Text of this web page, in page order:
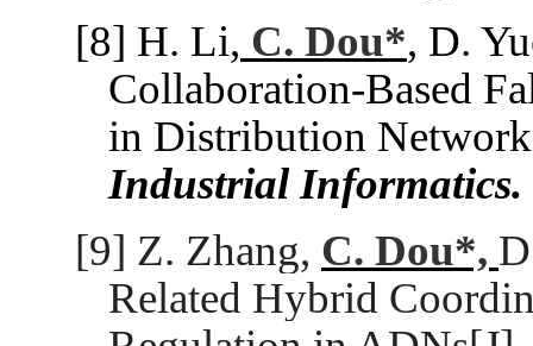
[8] H. Li, C. Dou*, D.
Collaboration-Based
in Distribution
Industrial Informatics.
[9] Z. Zhang, C. Dou*,
Related Hybrid